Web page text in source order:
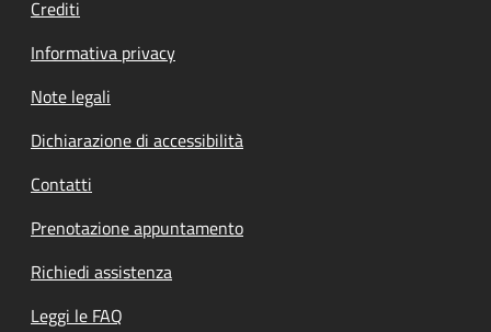
Crediti
Informativa privacy
Note legali
Dichiarazione di accessibilità
Contatti
Prenotazione appuntamento
Richiedi assistenza
Leggi le FAQ